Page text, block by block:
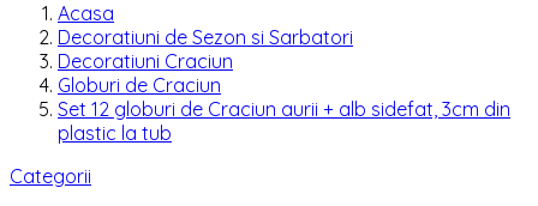
Acasa
Decoratiuni de Sezon si Sarbatori
Decoratiuni Craciun
Globuri de Craciun
Set 12 globuri de Craciun aurii + alb sidefat, 3cm din
plastic la tub
Categorii